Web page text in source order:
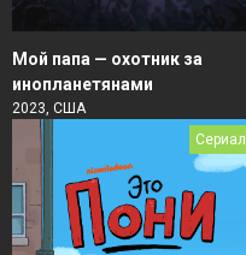
Мой папа — охотник за
инопланетянами
2023, США
Сериал